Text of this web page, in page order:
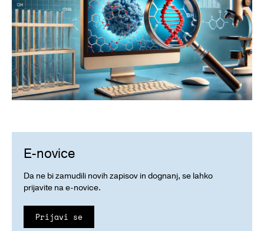
E-novice
Da ne bi zamudili novih zapisov in dognanj, se lahko
prijavite na e-novice.
Prijavi se